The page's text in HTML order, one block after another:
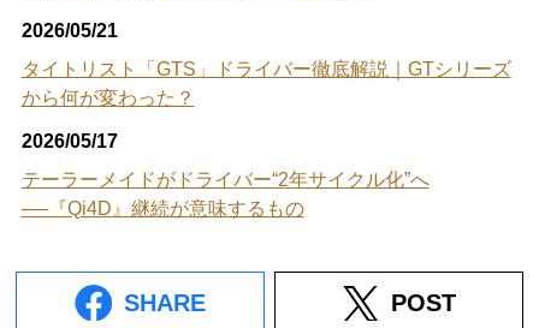
2026/05/21
タイトリスト「GTS」ドライバー徹底解説｜GTシリーズ
から何が変わった？
2026/05/17
テーラーメイドがドライバー“2年サイクル化”へ
──『Qi4D』継続が意味するもの
SHARE POST